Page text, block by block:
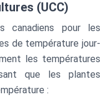
(UCC)
canadiens pour les
de température jour-
les températures
que les plantes
: